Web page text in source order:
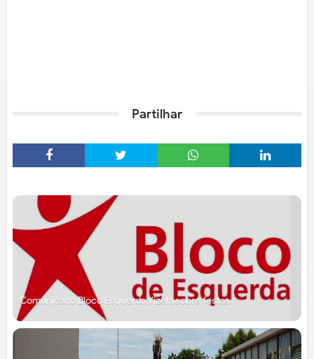
Partilhar
Comunicado Bloco Esquerda Vizela sobre festas